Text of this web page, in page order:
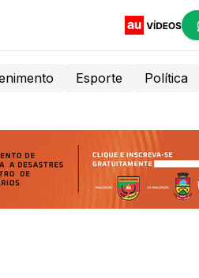
Esporte Política